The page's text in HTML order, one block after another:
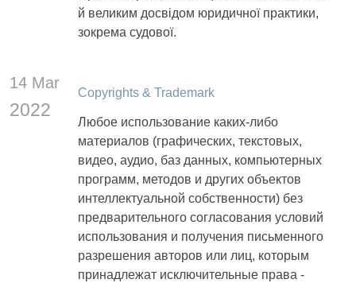
й великим досвідом юридичної практики,
зокрема судової.
14 Mar
2022
Copyrights & Trademark
Любое использование каких-либо
материалов (графических, текстовых,
видео, аудио, баз данных, компьютерных
программ, методов и других объектов
интеллектуальной собственности) без
предварительного согласования условий
использования и получения письменного
разрешения авторов или лиц, которым
принадлежат исключительные права -